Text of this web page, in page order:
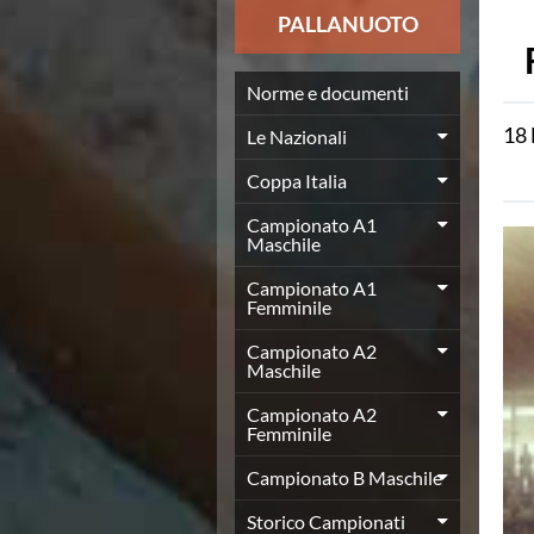
News
Europei a modo Mei
Nuoto
Eventi attività agonistica
Calendario nazionale
Norme e documenti
Risultati e Classifiche
Graduatorie
Graduatorie Stagione 2025-2026
Azzurri
Records
News
Flash News
Pallanuoto
Norme e documenti
Le Nazionali
Coppa Italia
Campionato A1 Maschile
Campionato A1 Femminile
PALLANUOTO
Norme e documenti
Le Nazionali
Coppa Italia
Campionato A1
Maschile
Campionato A1
Femminile
Campionato A2
Maschile
Campionato A2
Femminile
Campionato B Maschile
Storico Campionati
18